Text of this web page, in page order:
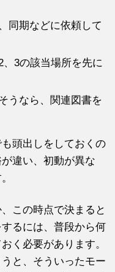
同期などに依頼して
3の該当場所を先に
うなら、関連図書を
頭出しをしておくの
違い、初動が異な
この時点で決まると
るには、普段から何
く必要があります。
と、 そういったモー